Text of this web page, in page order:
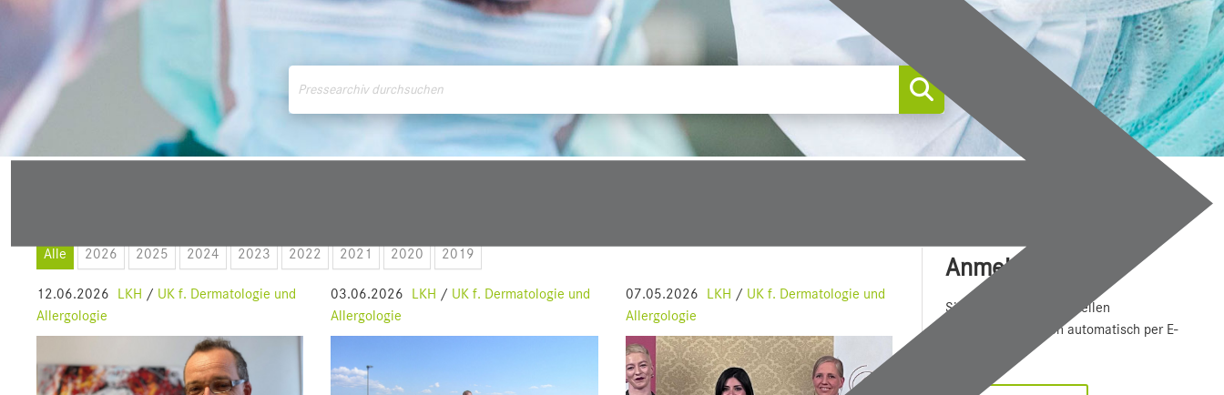
Alle 2026 2025 2024 2023 2022 2021 2020 2019
12.06.2026 LKH / UK f. Dermatologie und
Allergologie
03.06.2026 LKH / UK f. Dermatologie und
Allergologie
07.05.2026 LKH / UK f. Dermatologie und
Allergologie
Anmelden
Sie wollen unsere aktuellen
Medienmitteilungen automatisch per E-
Mail erhalten?